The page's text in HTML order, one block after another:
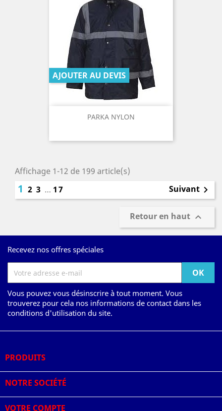
PARKA NYLON
AJOUTER AU DEVIS
Affichage 1-12 de 199 article(s)
1 2 3 … 17 Suivant 
Retour en haut 
Recevez nos offres spéciales
Vous pouvez vous désinscrire à tout moment. Vous
trouverez pour cela nos informations de contact dans les
conditions d'utilisation du site.
PRODUITS
NOTRE SOCIÉTÉ
VOTRE COMPTE